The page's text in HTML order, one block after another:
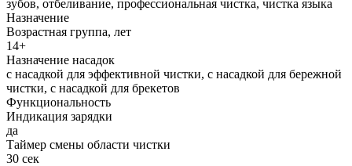
зубов, отбеливание, профессиональная чистка, чистка языка
Назначение
Возрастная группа, лет
14+
Назначение насадок
с насадкой для эффективной чистки, с насадкой для бережной
чистки, с насадкой для брекетов
Функциональность
Индикация зарядки
да
Таймер смены области чистки
30 сек